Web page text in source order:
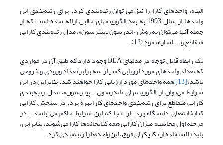
البته، واحدهای کارا را نیز می توان رتبه‌بندی کرد. برای رتبه‌بندی این
واحدها از سال 1993 به بعد الگوریتمهای جالبی ارائه شده است که از
جمله آنها می‌توان به روش «اندرسون ـ پیترسون»، مدل رتبه‌بندی کارایی
متقاطع و ... اشاره نمود (12).
یک رابطه قابل توجه در مدلهای DEA وجود دارد که طبق آن در مواردی
که تعداد واحدهای مورد ارزیابی کمتر از سه برابر تعداد ورودی و خروجی
باشد،[13] همه واحدهای مورد ارزیابی کارا خواهند شد. بنابراین در این
شرایط می‌توان از الگوریتمهای «اندرسون ـ پیترسون»، مدل رتبه‌بندی
کارایی متقاطع برای رتبه‌بندی واحدهای کارا بهره برد. در سنجش کارایی
کتابخانه‌های دانشگاه یزد، از آنجا که این شرایط حاکم می باشد ، در
مرحله اول محاسبه میزان کارایی همه کتابخانه‌ها کارا می‌شوند. بنابراین،
باید با استفاده از تکنیکهای فوق، این واحدها را رتبه‌بندی کرد.